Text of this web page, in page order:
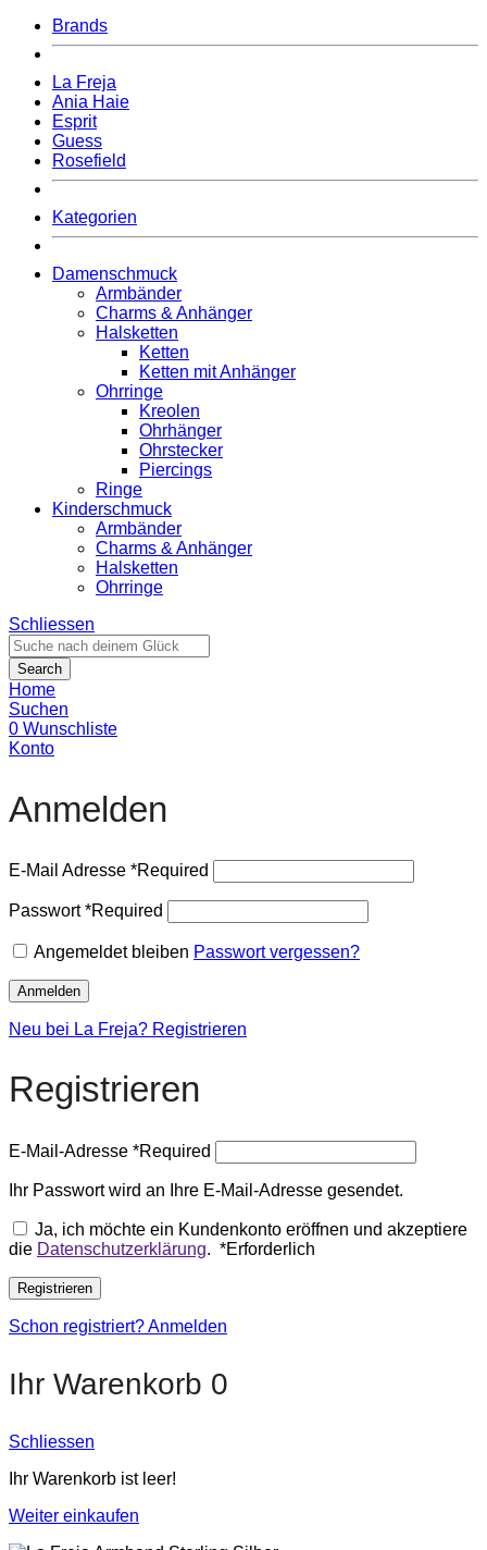
Brands
La Freja
Ania Haie
Esprit
Guess
Rosefield
Kategorien
Damenschmuck
Armbänder
Charms & Anhänger
Halsketten
Ketten
Ketten mit Anhänger
Ohrringe
Kreolen
Ohrhänger
Ohrstecker
Piercings
Ringe
Kinderschmuck
Armbänder
Charms & Anhänger
Halsketten
Ohrringe
Schliessen
Search
Home
Suchen
0 Wunschliste
Konto
Anmelden
E-Mail Adresse *Required
Passwort*Required
Angemeldet bleiben Passwort vergessen?
Anmelden
Neu bei La Freja? Registrieren
Registrieren
E-Mail-Adresse *Required
Ihr Passwort wird an Ihre E-Mail-Adresse gesendet.
Ja, ich möchte ein Kundenkonto eröffnen und akzeptiere
die Datenschutzerklärung. *Erforderlich
Registrieren
Schon registriert? Anmelden
Ihr Warenkorb 0
Schliessen
Ihr Warenkorb ist leer!
Weiter einkaufen